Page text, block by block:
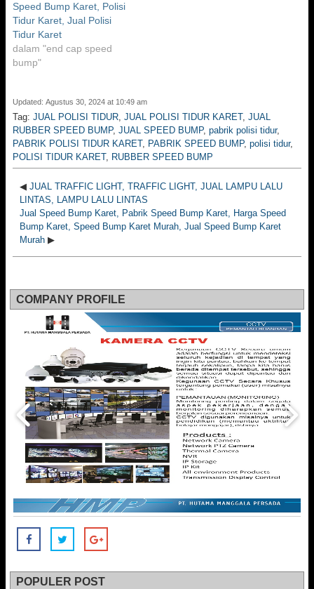
Speed Bump Karet, Polisi
Tidur Karet, Jual Polisi
Tidur Karet
dalam "end cap speed
bump"
Updated: Agustus 30, 2024 at 10:49 am
Tag: JUAL POLISI TIDUR, JUAL POLISI TIDUR KARET, JUAL
RUBBER SPEED BUMP, JUAL SPEED BUMP, pabrik polisi tidur,
PABRIK POLISI TIDUR KARET, PABRIK SPEED BUMP, polisi tidur,
POLISI TIDUR KARET, RUBBER SPEED BUMP
◀ JUAL TRAFFIC LIGHT, TRAFFIC LIGHT, JUAL LAMPU LALU
LINTAS, LAMPU LALU LINTAS
Jual Speed Bump Karet, Pabrik Speed Bump Karet, Harga Speed
Bump Karet, Speed Bump Karet Murah, Jual Speed Bump Karet
Murah ▶
COMPANY PROFILE
POPULER POST